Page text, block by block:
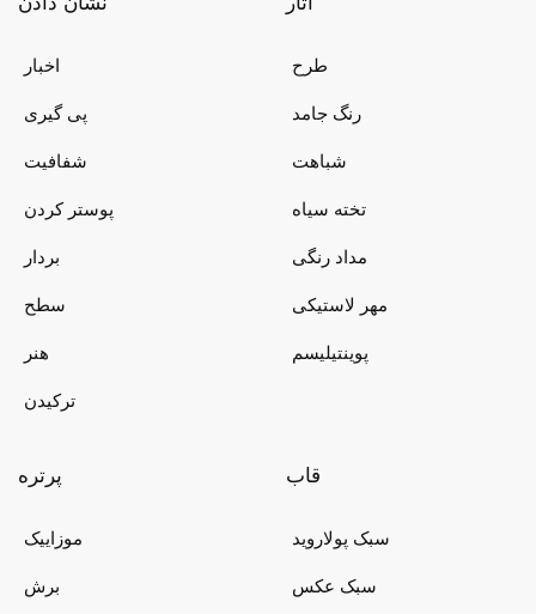
اخبار
پی گیری
شفافیت
پوستر کردن
بردار
سطح
هنر
ترکیدن
طرح
رنگ جامد
شباهت
تخته سیاه
مداد رنگی
مهر لاستیکی
پوینتیلیسم
پرتره
موزاییک
برش
قاب
سبک پولاروید
سبک عکس